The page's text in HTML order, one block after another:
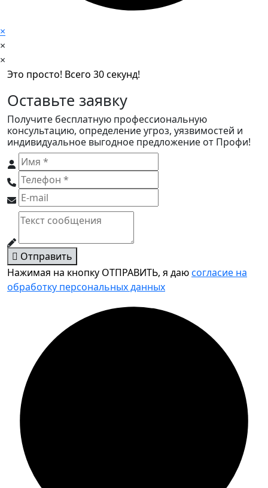
×
×
×
Это просто! Всего 30 секунд!
Оставьте заявку
Получите бесплатную профессиональную
консультацию, определение угроз, уязвимостей и
индивидуальное выгодное предложение от Профи!
Отправить
Нажимая на кнопку ОТПРАВИТЬ, я даюсогласие на
обработку персональных данных